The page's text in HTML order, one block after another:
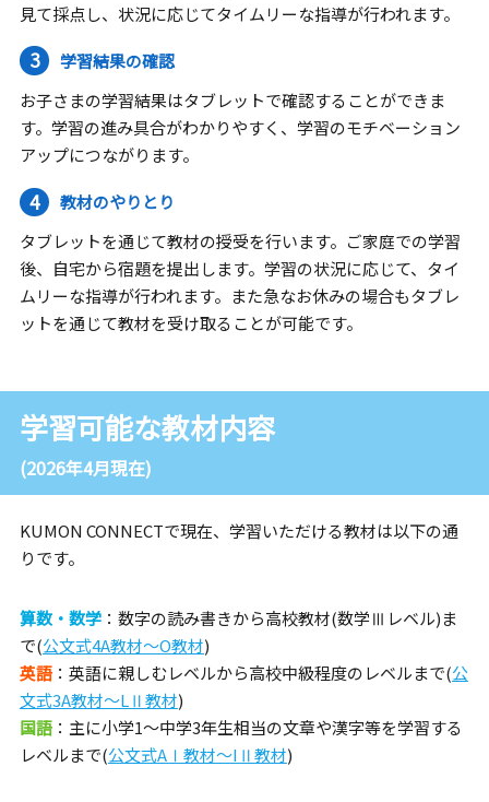
見て採点し、状況に応じてタイムリーな指導が行われます。
3
学習結果の確認
お子さまの学習結果はタブレットで確認することができま
す。学習の進み具合がわかりやすく、学習のモチベーション
アップにつながります。
4
教材のやりとり
タブレットを通じて教材の授受を行います。ご家庭での学習
後、自宅から宿題を提出します。学習の状況に応じて、タイ
ムリーな指導が行われます。また急なお休みの場合もタブレ
ットを通じて教材を受け取ることが可能です。
学習可能な教材内容
(2026年4月現在)
KUMON CONNECTで現在、学習いただける教材は以下の通
りです。
算数・数学：数字の読み書きから高校教材(数学Ⅲレベル)ま
で(公文式4A教材～O教材)
英語：英語に親しむレベルから高校中級程度のレベルまで(公
文式3A教材～LⅡ教材)
国語：主に小学1～中学3年生相当の文章や漢字等を学習する
レベルまで(公文式AⅠ教材～IⅡ教材)